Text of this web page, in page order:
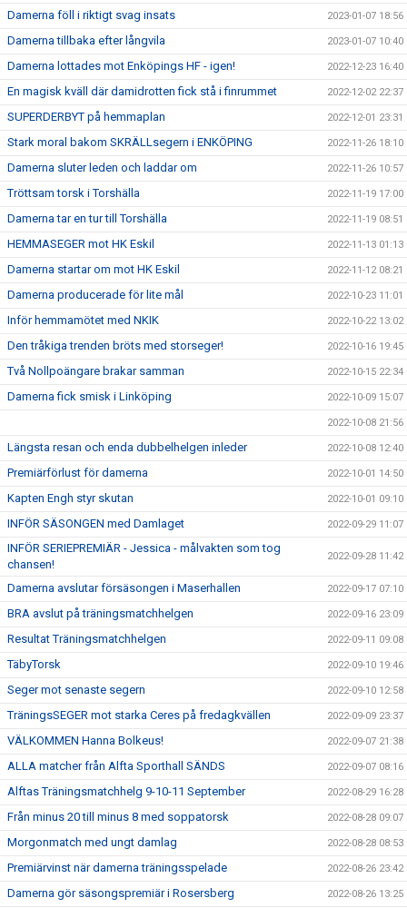
Damerna föll i riktigt svag insats 2023-01-07 18:56
Damerna tillbaka efter långvila 2023-01-07 10:40
Damerna lottades mot Enköpings HF - igen! 2022-12-23 16:40
En magisk kväll där damidrotten fick stå i finrummet 2022-12-02 22:37
SUPERDERBYT på hemmaplan 2022-12-01 23:31
Stark moral bakom SKRÄLLsegern i ENKÖPING 2022-11-26 18:10
Damerna sluter leden och laddar om 2022-11-26 10:57
Tröttsam torsk i Torshälla 2022-11-19 17:00
Damerna tar en tur till Torshälla 2022-11-19 08:51
HEMMASEGER mot HK Eskil 2022-11-13 01:13
Damerna startar om mot HK Eskil 2022-11-12 08:21
Damerna producerade för lite mål 2022-10-23 11:01
Inför hemmamötet med NKIK 2022-10-22 13:02
Den tråkiga trenden bröts med storseger! 2022-10-16 19:45
Två Nollpoängare brakar samman 2022-10-15 22:34
Damerna fick smisk i Linköping 2022-10-09 15:07
2022-10-08 21:56
Längsta resan och enda dubbelhelgen inleder 2022-10-08 12:40
Premiärförlust för damerna 2022-10-01 14:50
Kapten Engh styr skutan 2022-10-01 09:10
INFÖR SÄSONGEN med Damlaget 2022-09-29 11:07
INFÖR SERIEPREMIÄR - Jessica - målvakten som tog
chansen!
2022-09-28 11:42
Damerna avslutar försäsongen i Maserhallen 2022-09-17 07:10
BRA avslut på träningsmatchhelgen 2022-09-16 23:09
Resultat Träningsmatchhelgen 2022-09-11 09:08
TäbyTorsk 2022-09-10 19:46
Seger mot senaste segern 2022-09-10 12:58
TräningsSEGER mot starka Ceres på fredagkvällen 2022-09-09 23:37
VÄLKOMMEN Hanna Bolkeus! 2022-09-07 21:38
ALLA matcher från Alfta Sporthall SÄNDS 2022-09-07 08:16
Alftas Träningsmatchhelg 9-10-11 September 2022-08-29 16:28
Från minus 20 till minus 8 med soppatorsk 2022-08-28 09:07
Morgonmatch med ungt damlag 2022-08-28 08:53
Premiärvinst när damerna träningsspelade 2022-08-26 23:42
Damerna gör säsongspremiär i Rosersberg 2022-08-26 13:25